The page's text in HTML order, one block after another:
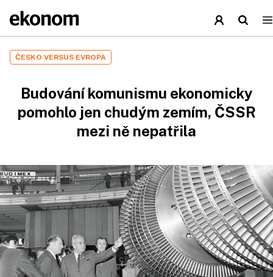
ČESKO VERSUS EVROPA
Budování komunismu ekonomicky
pomohlo jen chudým zemím, ČSSR
mezi ně nepatřila